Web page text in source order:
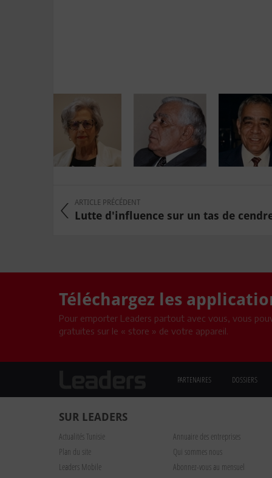
ARTICLE PRÉCÉDENT
Lutte d'influence sur un tas de
Téléchargez les
Pour emporter Leaders partout avec vous, vous
gratuites sur le « store » de votre appareil.
PARTENAIRES DOSSIERS
SUR LEADERS
Actualités Tunisie Annuaire des entreprises
Plan du site
Qui sommes nous
Leaders Mobile
Abonnez-vous au mensuel